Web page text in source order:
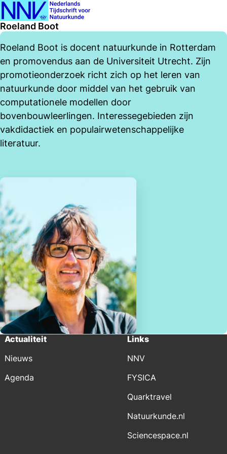
Roeland Boot
Roeland Boot is docent natuurkunde in Rotterdam
en promovendus aan de Universiteit Utrecht. Zijn
promotieonderzoek richt zich op het leren van
natuurkunde door middel van het gebruik van
computationele modellen door
bovenbouwleerlingen. Interessegebieden zijn
vakdidactiek en populairwetenschappelijke
literatuur.
Actualiteit
Nieuws
Agenda
Links
NNV
FYSICA
Quarktravel
Natuurkunde.nl
Sciencespace.nl